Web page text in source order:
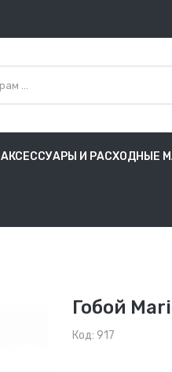
АКСЕССУАРЫ И РАСХОДНЫЕ
Гобой
Код: 917